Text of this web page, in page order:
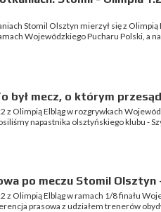
Stomil Olsztyn mierzył się z Olimpią
Wojewódzkiego Pucharu Polski, a
był mecz, o którym
z Olimpią Elbląg w rozgrywkach
napastnika olsztyńskiego klubu -
po meczu Stomil Olsztyn
z Olimpią Elbląg w ramach 1/8 finału
prasowa z udziałem trenerów